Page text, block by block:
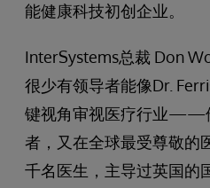
能健康科技初创企业。
InterSystems总裁 Don
很少有领导者能像Dr.
键视角审视医疗行业——
者，又在全球最受尊敬的
千名医生，主导过英国的